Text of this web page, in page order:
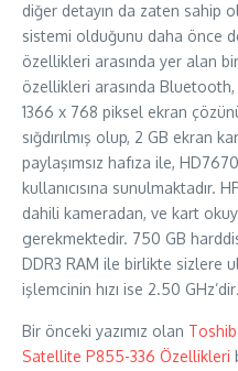
diğer detayın da zaten sahip
sistemi olduğunu daha önce
özellikleri arasında yer alan
özellikleri arasında Bluetooth,
1366 x 768 piksel ekran
sığdırılmış olup, 2 GB ekran
paylaşımsız hafıza ile,
kullanıcısına sunulmaktadır.
dahili kameradan, ve kart
gerekmektedir. 750 GB
DDR3 RAM ile birlikte sizlere
işlemcinin hızı ise 2.50
Bir önceki yazımız olan
Satellite P855-336 Özellikleri